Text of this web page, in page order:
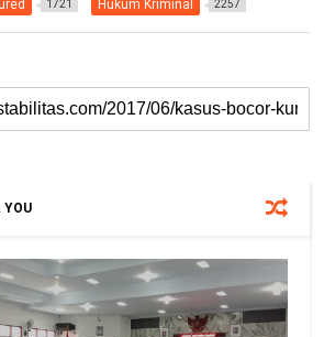
1721 Hukum Kriminal 2257
YOU